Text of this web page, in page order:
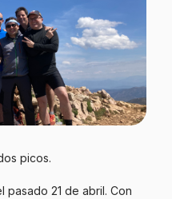
picos.
pasado 21 de abril. Con